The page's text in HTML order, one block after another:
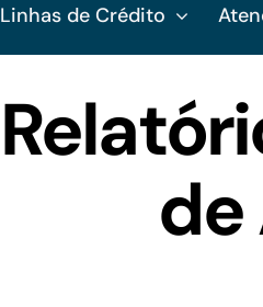
Linhas de Crédito
de